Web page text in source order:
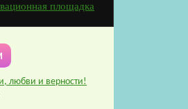
площадка
любви и верности!